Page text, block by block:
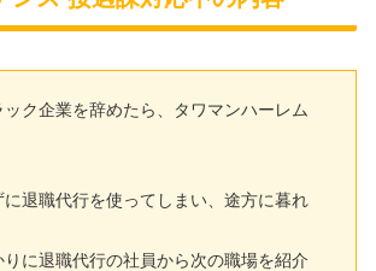
ク企業を辞めたら、タワマンハーレム
退職代行を使ってしまい、途方に暮れ
に退職代行の社員から次の職場を紹介